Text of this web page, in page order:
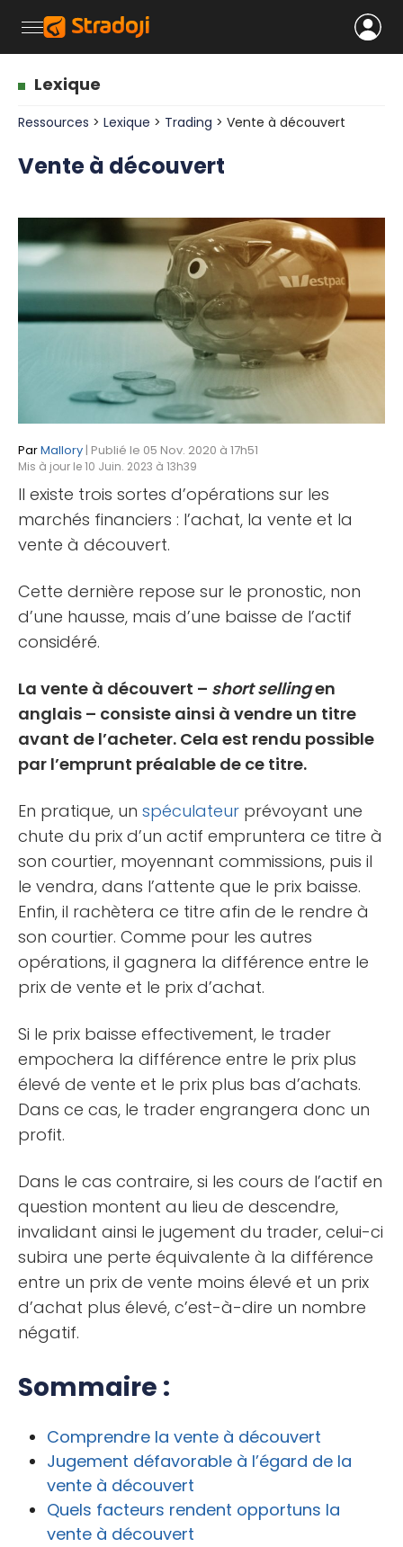
Lexique
Ressources > Lexique > Trading > Vente à découvert
Vente à découvert
ParMallory | Publié le 05 Nov. 2020 à 17h51
Mis à jour le 10 Juin. 2023 à 13h39
Il existe trois sortes d’opérations sur les
marchés financiers : l’achat, la vente et la
vente à découvert.
Cette dernière repose sur le pronostic, non
d’une hausse, mais d’une baisse de l’actif
considéré.
La vente à découvert – short sellingen
anglais – consiste ainsi à vendre un titre
avant de l’acheter. Cela est rendu possible
par l’emprunt préalable de ce titre.
En pratique, un spéculateur prévoyant une
chute du prix d’un actif empruntera ce titre à
son courtier, moyennant commissions, puis il
le vendra, dans l’attente que le prix baisse.
Enfin, il rachètera ce titre afin de le rendre à
son courtier. Comme pour les autres
opérations, il gagnera la différence entre le
prix de vente et le prix d’achat.
Si le prix baisse effectivement, le trader
empochera la différence entre le prix plus
élevé de vente et le prix plus bas d’achats.
Dans ce cas, le trader engrangera donc un
profit.
Dans le cas contraire, si les cours de l’actif en
question montent au lieu de descendre,
invalidant ainsi le jugement du trader, celui-ci
subira une perte équivalente à la différence
entre un prix de vente moins élevé et un prix
d’achat plus élevé, c’est-à-dire un nombre
négatif.
Sommaire :
Comprendre la vente à découvert
Jugement défavorable à l’égard de la
vente à découvert
Quels facteurs rendent opportuns la
vente à découvert